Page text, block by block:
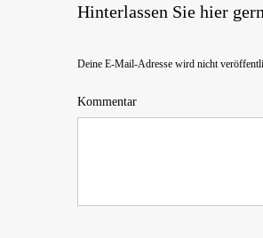
Hinterlassen Sie hier
Deine E-Mail-Adresse wird nicht
Kommentar